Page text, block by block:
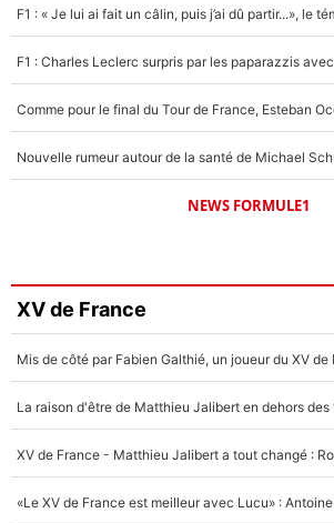
NEWS FORMULE1
XV de France